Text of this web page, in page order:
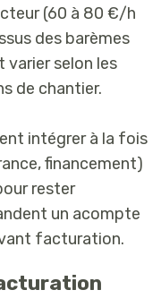
(60 à 80 €/h
des barèmes
varier selon les
de chantier.
intégrer à la fois
financement)
rester
un acompte
facturation.